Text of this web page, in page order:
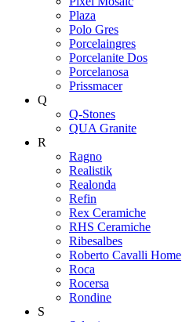
Plaza
Polo Gres
Porcelaingres
Porcelanite Dos
Porcelanosa
Prissmacer
Q
Q-Stones
QUA Granite
R
Ragno
Realistik
Realonda
Refin
Rex Ceramiche
RHS Ceramiche
Ribesalbes
Roberto Cavalli Home
Roca
Rocersa
Rondine
S